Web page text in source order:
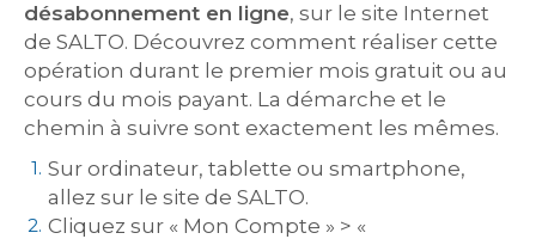
désabonnement en ligne, sur le site Internet
de SALTO. Découvrez comment réaliser cette
opération durant le premier mois gratuit ou au
cours du mois payant. La démarche et le
chemin à suivre sont exactement les mêmes.
Sur ordinateur, tablette ou smartphone,
allez sur le site de SALTO.
Cliquez sur « Mon Compte » > «